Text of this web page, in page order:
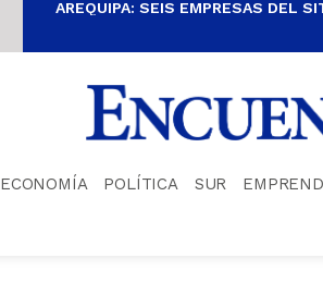
AREQUIPA: SEIS EMPRESAS DEL
ECONOMÍA POLÍTICA SUR